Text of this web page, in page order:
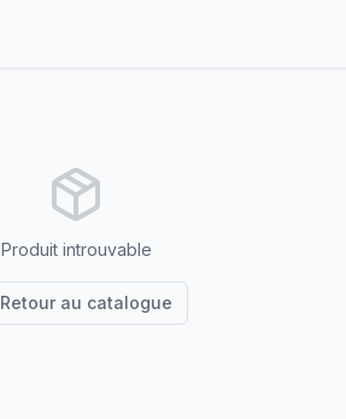
Produit introuvable
Retour au catalogue